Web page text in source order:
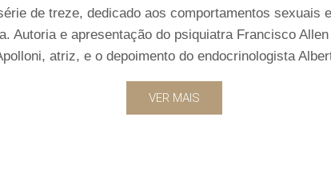
de treze, dedicado aos comportamentos sexuais
Autoria e apresentação do psiquiatra Francisco
atriz, e o depoimento do endocrinologista
VER MAIS